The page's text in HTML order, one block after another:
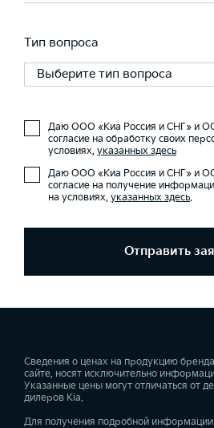
Тип вопроса
Выберите тип вопроса
Даю ООО «Киа Россия и СНГ» и
согласие на обработку своих
условиях, указанных здесь
Даю ООО «Киа Россия и СНГ» и
согласие на получение
на условиях, указанных здесь.
Отправить
Сведения о ценах на продукцию
сайте, носят исключительно
Указанные цены могут отличаться от
дилеров Kia.
Для получения подробной информации